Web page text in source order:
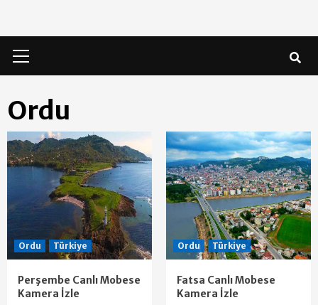
Menu
Ordu
Ordu Türkiye
Perşembe Canlı Mobese
Kamera İzle
Ordu Türkiye
Fatsa Canlı Mobese
Kamera İzle